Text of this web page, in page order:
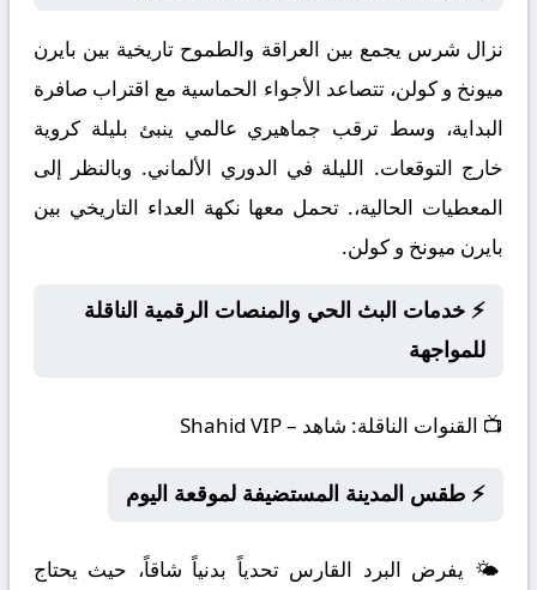
نزال شرس يجمع بين العراقة والطموح تاريخية بين بايرن
ميونخ و كولن، تتصاعد الأجواء الحماسية مع اقتراب صافرة
البداية، وسط ترقب جماهيري عالمي ينبئ بليلة كروية
خارج التوقعات. الليلة في الدوري الألماني. وبالنظر إلى
المعطيات الحالية،. تحمل معها نكهة العداء التاريخي بين
بايرن ميونخ و كولن.
⚡ خدمات البث الحي والمنصات الرقمية الناقلة
للمواجهة
📺 القنوات الناقلة: شاهد – Shahid VIP
⚡ طقس المدينة المستضيفة لموقعة اليوم
🌤️ يفرض البرد القارس تحدياً بدنياً شاقاً، حيث يحتاج